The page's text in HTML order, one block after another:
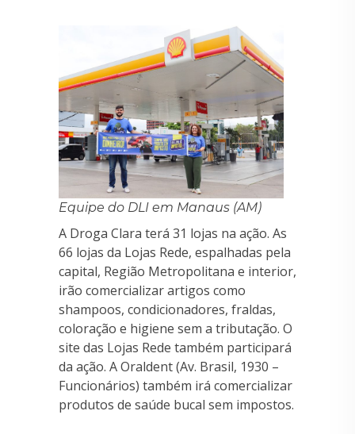
Equipe do DLI em Manaus (AM)
A Droga Clara terá 31 lojas na ação. As
66 lojas da Lojas Rede, espalhadas pela
capital, Região Metropolitana e interior,
irão comercializar artigos como
shampoos, condicionadores, fraldas,
coloração e higiene sem a tributação. O
site das Lojas Rede também participará
da ação. A Oraldent (Av. Brasil, 1930 –
Funcionários) também irá comercializar
produtos de saúde bucal sem impostos.